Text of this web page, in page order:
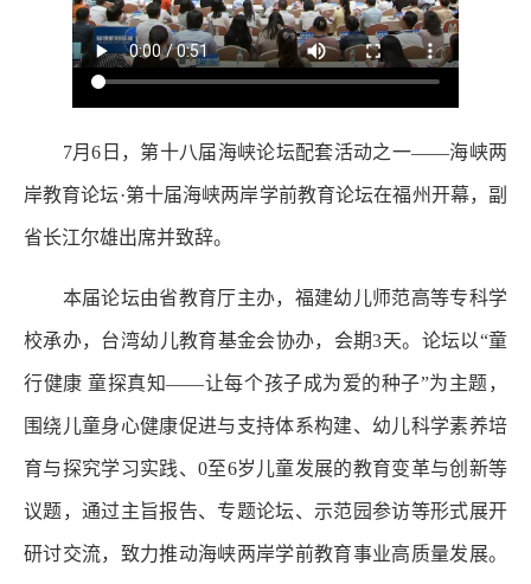
7月6日，第十八届海峡论坛配套活动之一——海峡两
岸教育论坛·第十届海峡两岸学前教育论坛在福州开幕，副
省长江尔雄出席并致辞。
本届论坛由省教育厅主办，福建幼儿师范高等专科学
校承办，台湾幼儿教育基金会协办，会期3天。论坛以“童
行健康 童探真知——让每个孩子成为爱的种子”为主题，
围绕儿童身心健康促进与支持体系构建、幼儿科学素养培
育与探究学习实践、0至6岁儿童发展的教育变革与创新等
议题，通过主旨报告、专题论坛、示范园参访等形式展开
研讨交流，致力推动海峡两岸学前教育事业高质量发展。